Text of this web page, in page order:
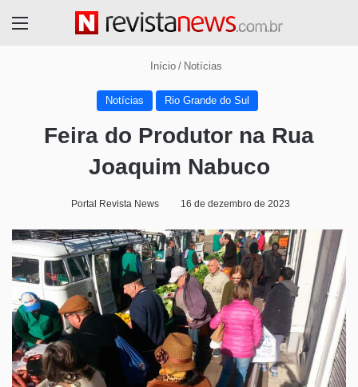
Início / Notícias
Notícias Rio Grande do Sul
Feira do Produtor na Rua
Joaquim Nabuco
Portal Revista News 16 de dezembro de 2023